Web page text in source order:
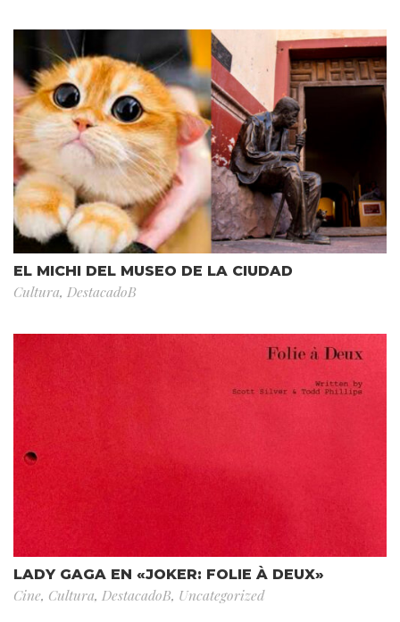
EL MICHI DEL MUSEO DE LA CIUDAD
Cultura, DestacadoB
LADY GAGA EN «JOKER: FOLIE À DEUX»
Cine, Cultura, DestacadoB, Uncategorized